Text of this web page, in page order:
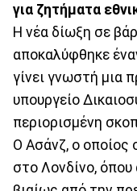
για ζητήματα
Η νέα δίωξη σε
αποκαλύφθηκε
γίνει γνωστή μια
υπουργείο
περιορισμένη
Ο Ασάνζ, ο οποίος
στο Λονδίνο, όπου